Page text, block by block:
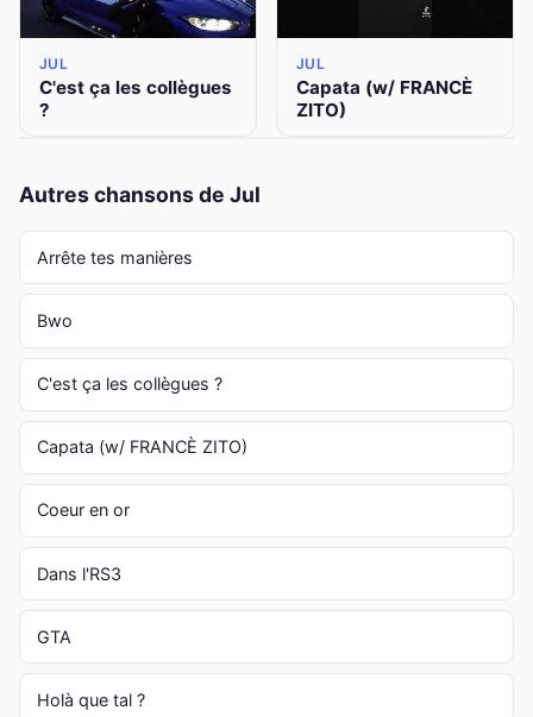
JUL
C'est ça les collègues
?
JUL
Capata (w/ FRANCÈ
ZITO)
Autres chansons de Jul
Arrête tes manières
Bwo
C'est ça les collègues ?
Capata (w/ FRANCÈ ZITO)
Coeur en or
Dans l'RS3
GTA
Holà que tal ?